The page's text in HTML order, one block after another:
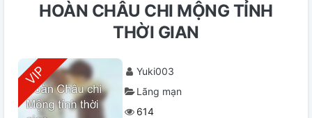
HOÀN CHÂU CHI MỘNG TỈNH
THỜI GIAN
Yuki003
Lãng mạn
614